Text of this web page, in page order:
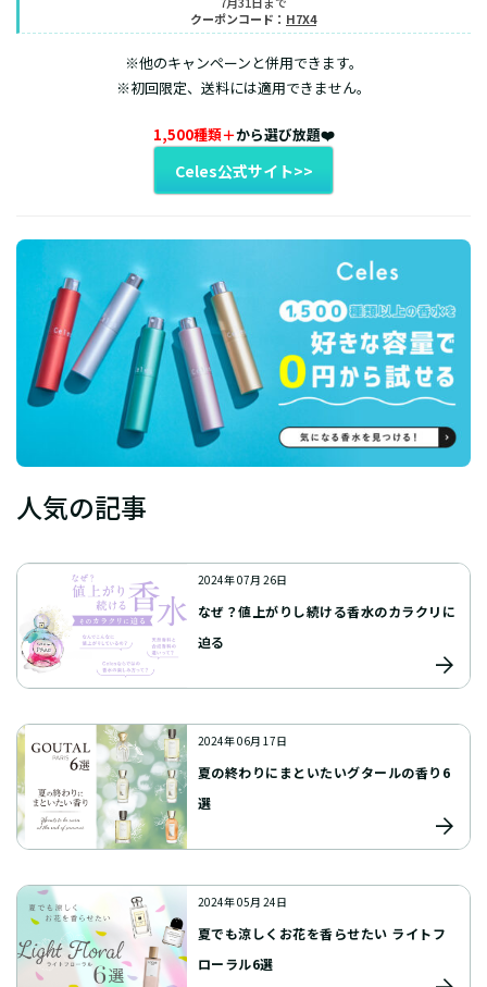
クーポンコード： H7X4
※他のキャンペーンと併用できます。
※初回限定、送料には適用できません。
1,500種類＋から選び放題❤️
Celes公式サイト>>
人気の記事
2024年 07月 26日
なぜ？値上がりし続ける香水のカラクリに
迫る
2024年 06月 17日
夏の終わりにまといたいグタールの香り6
選
2024年 05月 24日
夏でも涼しくお花を香らせたい ライトフ
ローラル6選